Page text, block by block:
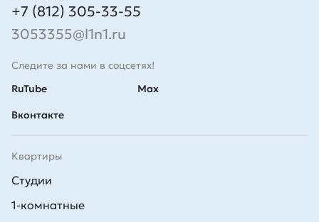
+7 (812) 305-33-55
3053355@l1n1.ru
Следите за нами в соцсетях!
RuTube
Вконтакте
Max
Квартиры
Студии
1-комнатные